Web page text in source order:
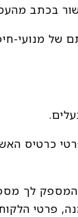
בכתב
של מנועי-
כרטיס
המספק לך
פרטי